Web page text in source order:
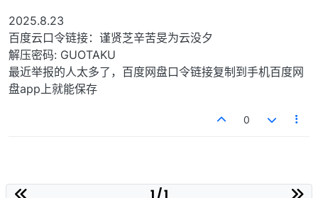
2025.8.23
百度云口令链接：谨贤芝辛苦旻为云没夕
解压密码: GUOTAKU
最近举报的人太多了，百度网盘口令链接复制到手机百度网
盘app上就能保存
0
1 / 1